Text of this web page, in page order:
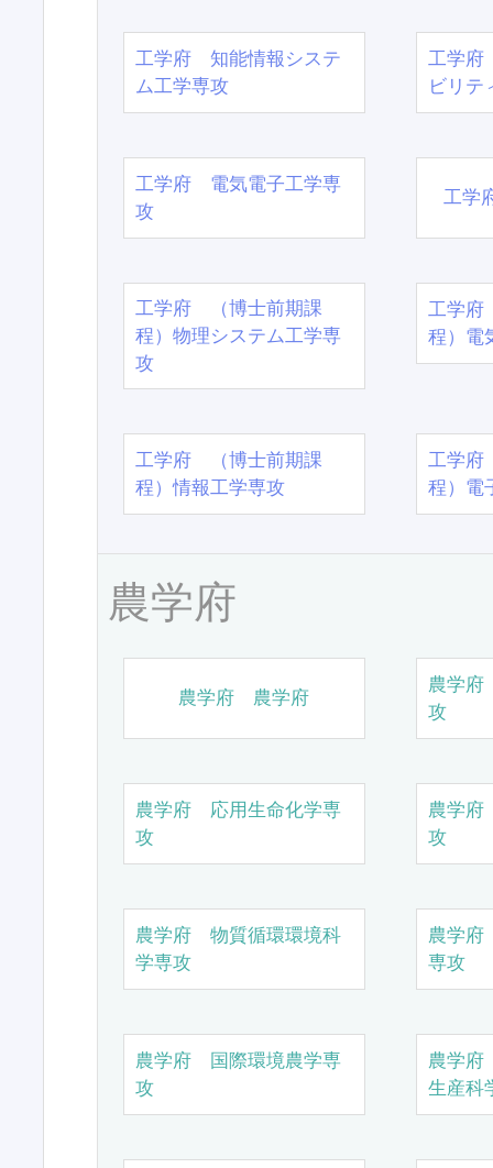
工学府 知能情報システ
ム工学専攻
工学府
ビリテ
工学府 電気電子工学専
攻
工学
工学府 （博士前期課
程）物理システム工学専
攻
工学
程）電
工学府 （博士前期課
程）情報工学専攻
工学
程）電
農学府
農学府 農学府
農学
攻
農学府 応用生命化学専
攻
農学
攻
農学府 物質循環環境科
学専攻
農学
専攻
農学府 国際環境農学専
攻
農学
生産科